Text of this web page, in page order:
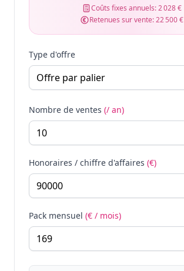
Coûts fixes annuels:2 028 €
Retenues sur vente:22 500 €
Type d'offre
Nombre de ventes (/ an)
Honoraires / chiffre d'affaires (€)
Pack mensuel (€ / mois)